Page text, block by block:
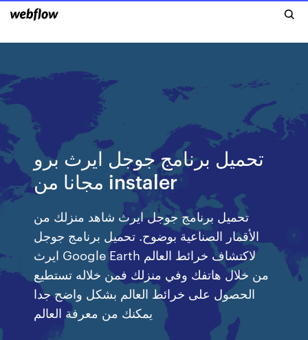
تحميل برنامج جوجل ايرث برو
مجانا من instaler
تحميل برنامج جوجل ايرث شاهد منزلك من
الأقمار الصناعية بوضوح. تحميل برنامج جوجل
ايرث Google Earth لاكتشاف خرائط العالم
من خلال هاتفك وفي منزلك فمن خلاله تستطيع
الحصول على خرائط العالم بشكل واضح جدا
يمكنك من معرفة العالم